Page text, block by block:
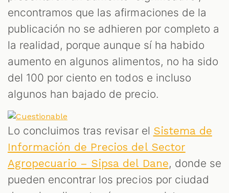
encontramos que las afirmaciones de la
publicación no se adhieren por completo a
la realidad, porque aunque sí ha habido
aumento en algunos alimentos, no ha sido
del 100 por ciento en todos e incluso
algunos han bajado de precio.
Lo concluimos tras revisar el Sistema de
Información de Precios del Sector
Agropecuario – Sipsa del Dane, donde se
pueden encontrar los precios por ciudad